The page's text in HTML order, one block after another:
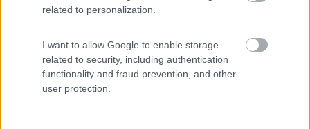
related to personalization.
I want to allow Google to enable storage
related to security, including authentication
functionality and fraud prevention, and other
user protection.
6,5
Azienda agricola a indirizzo foraggero a soli 4 km da